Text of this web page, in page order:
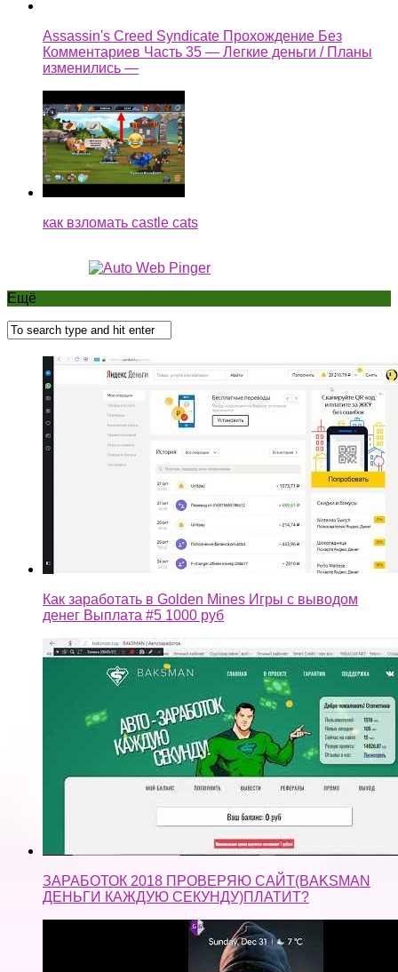
Assassin's Creed Syndicate Прохождение Без
Комментариев Часть 35 — Легкие деньги / Планы
изменились —
как взломать castle cats
Ещё
Как заработать в Golden Mines Игры с выводом
денег Выплата #5 1000 руб
ЗАРАБОТОК 2018 ПРОВЕРЯЮ САЙТ(BAKSMAN
ДЕНЬГИ КАЖДУЮ СЕКУНДУ)ПЛАТИТ?